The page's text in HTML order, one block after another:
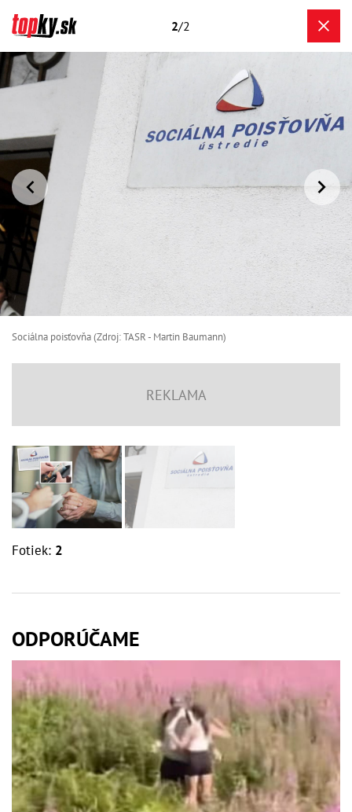
2/2
Sociálna poisťovňa (Zdroj: TASR - Martin Baumann)
Fotiek: 2
ODPORÚČAME